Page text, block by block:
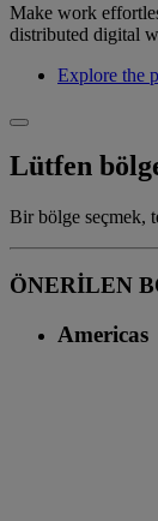
Make work
distributed digital
Explore the
Lütfen
Bir bölge seçmek,
ÖNERİLEN
Americas